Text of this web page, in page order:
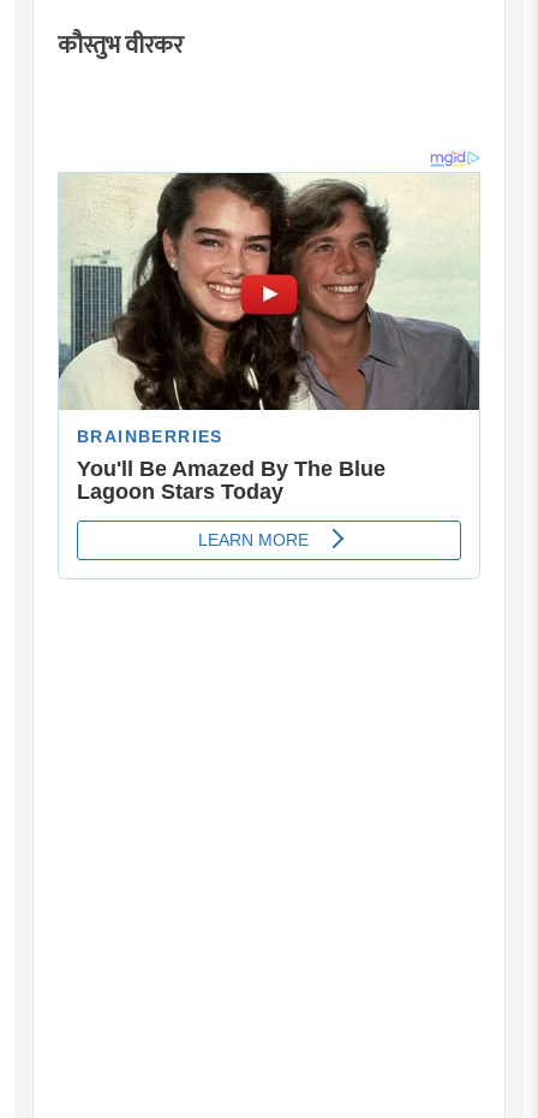
कौस्तुभ वीरकर